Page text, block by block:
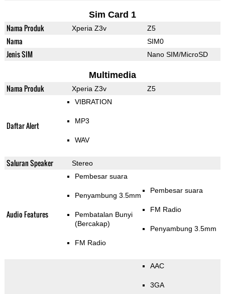
Sim Card 1
Nama Produk Xperia Z3v Z5
Nama SIM0
Jenis SIM Nano SIM/MicroSD
Multimedia
Nama Produk Xperia Z3v Z5
Daftar Alert
VIBRATION
MP3
WAV
Saluran Speaker Stereo
Audio Features
Pembesar suara
Penyambung 3.5mm
Pembatalan Bunyi
(Bercakap)
FM Radio
Pembesar suara
FM Radio
Penyambung 3.5mm
AAC
3GA